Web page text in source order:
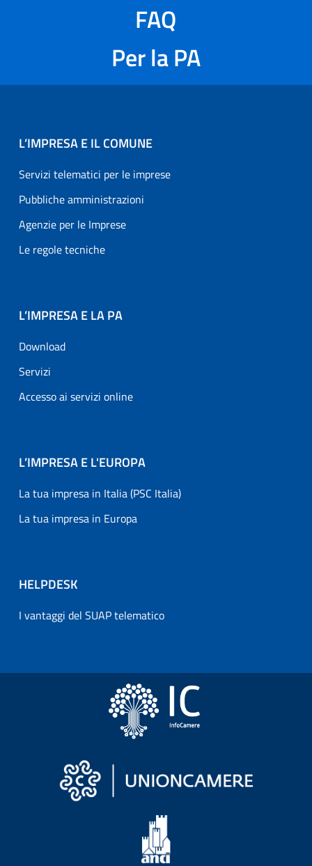
FAQ
Per la PA
L’IMPRESA E IL COMUNE
Servizi telematici per le imprese
Pubbliche amministrazioni
Agenzie per le Imprese
Le regole tecniche
L’IMPRESA E LA PA
Download
Servizi
Accesso ai servizi online
L’IMPRESA E L'EUROPA
La tua impresa in Italia (PSC Italia)
La tua impresa in Europa
HELPDESK
I vantaggi del SUAP telematico